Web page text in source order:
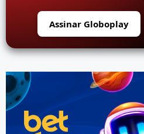
Assinar Globoplay